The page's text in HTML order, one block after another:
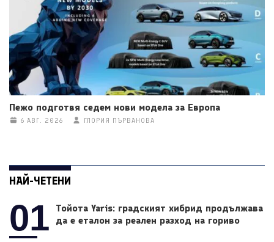
Пежо подготвя седем нови модела за Европа
6 АВГ. 2026 ГЛОРИЯ ПЪРВАНОВА
НАЙ-ЧЕТЕНИ
01
Тойота Yaris: градският хибрид продължава
да е еталон за реален разход на гориво